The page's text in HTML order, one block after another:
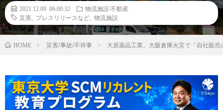
2021.12.09 06:00:32
物流施設/不動産
災害
プレスリリースなど 物流施設
HOME 災害/事故/不祥事 大原薬品工業、大阪倉庫火災で「自社販